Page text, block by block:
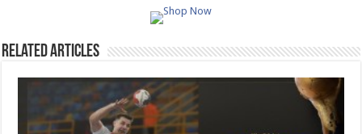
Related Articles